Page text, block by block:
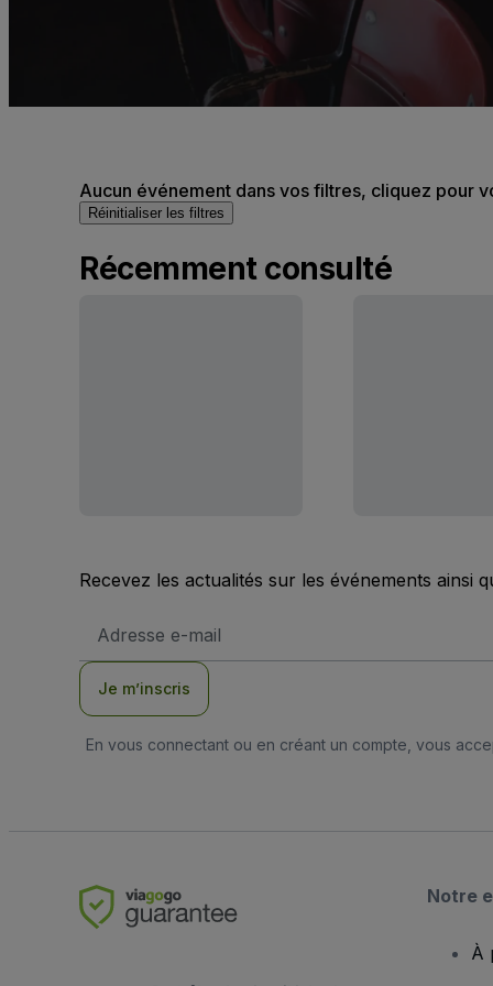
Aucun événement dans vos filtres, cliquez pour
Réinitialiser les filtres
Récemment consulté
Recevez les actualités sur les événements ainsi
e-
Je m’inscris
En vous connectant ou en créant un compte, vous
Notre
À